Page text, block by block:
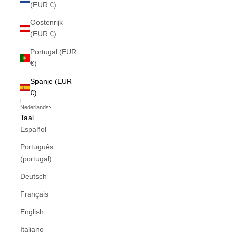
(EUR €)
Oostenrijk
(EUR €)
Portugal (EUR
€)
Spanje (EUR
€)
Nederlands
Taal
Español
Português
(portugal)
Deutsch
Français
English
Italiano